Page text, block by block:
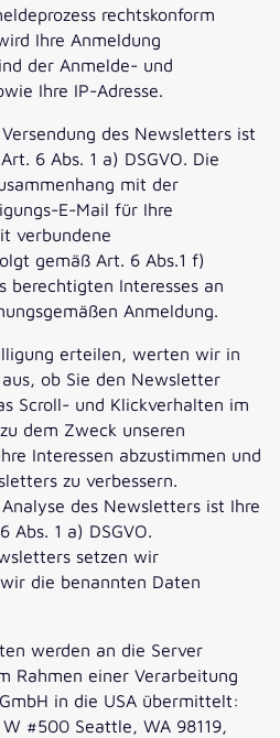
rechtskonform
Ihre Anmeldung
der Anmelde- und
Ihre IP-Adresse.
des Newsletters ist
6 Abs. 1 a) DSGVO. Die
mit der
E-Mail für Ihre
verbundene
gemäß Art. 6 Abs.1 f)
berechtigten Interesses an
Anmeldung.
erteilen, werten wir in
ob Sie den Newsletter
Scroll- und Klickverhalten im
dem Zweck unseren
Interessen abzustimmen und
zu verbessern.
des Newsletters ist Ihre
1 a) DSGVO.
setzen wir
die benannten Daten
werden an die Server
Rahmen einer Verarbeitung
in die USA übermittelt:
#500 Seattle, WA 98119,